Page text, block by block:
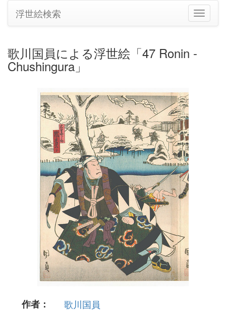
ナ
ビ
浮世絵検索
歌川国員による浮世絵「47 Ronin -
Chushingura」
作者：
歌川国員